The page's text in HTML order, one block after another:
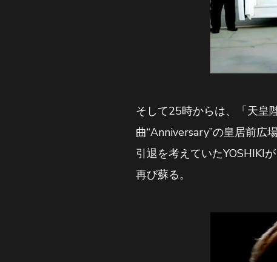
そして25時からは、「天皇
曲“Anniversary”の皇居前広
引退を考えていたYOSHIKI
再び蘇る。